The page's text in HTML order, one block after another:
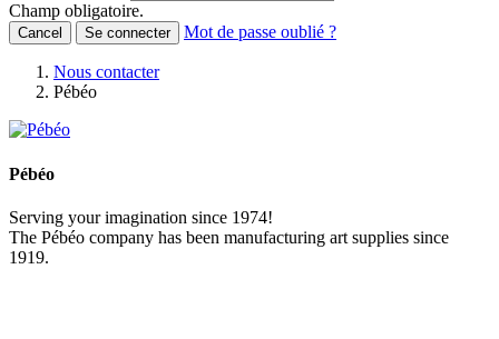
Champ obligatoire.
Cancel Se connecter Mot de passe oublié ?
Nous contacter
Pébéo
Pébéo
Serving your imagination since 1974!
The Pébéo company has been manufacturing art supplies since
1919.